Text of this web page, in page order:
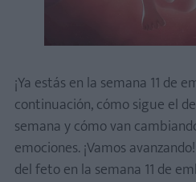
¡Ya estás en la semana 11 de
continuación, cómo sigue el
semana y cómo van
emociones. ¡Vamos
del feto en la semana 11 de